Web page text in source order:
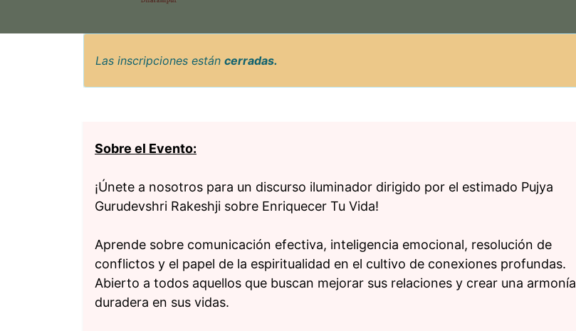
Las inscripciones están cerradas.
Sobre el Evento:
¡Únete a nosotros para un discurso iluminador dirigido por el estimado Pujya
Gurudevshri Rakeshji sobre Enriquecer Tu Vida!
Aprende sobre comunicación efectiva, inteligencia emocional, resolución de
conflictos y el papel de la espiritualidad en el cultivo de conexiones profundas.
Abierto a todos aquellos que buscan mejorar sus relaciones y crear una armonía
duradera en sus vidas.